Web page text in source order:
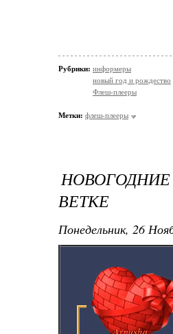
Рубрики: информеры
новый год и рождество
Флеш-плееры
Метки: флеш-плееры
ВЕТКЕ
Понедельник, 26